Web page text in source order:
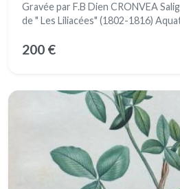
Gravée par F.B Dien CRONVEA
de " Les Liliacées" (1802-1816)
200 €